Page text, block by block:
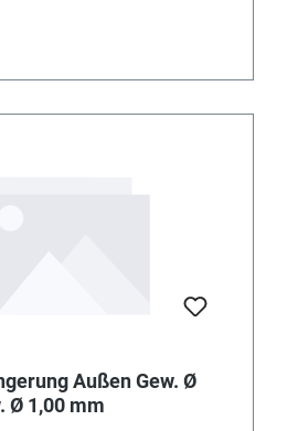
Außen Gew. Ø
Ø 1,00 mm